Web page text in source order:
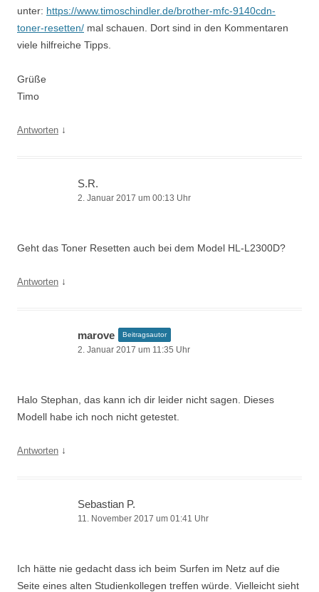
unter: https://www.timoschindler.de/brother-mfc-9140cdn-
toner-resetten/ mal schauen. Dort sind in den Kommentaren
viele hilfreiche Tipps.
Grüße
Timo
Antworten ↓
S.R.
2. Januar 2017 um 00:13 Uhr
Geht das Toner Resetten auch bei dem Model HL-L2300D?
Antworten ↓
marove Beitragsautor
2. Januar 2017 um 11:35 Uhr
Halo Stephan, das kann ich dir leider nicht sagen. Dieses
Modell habe ich noch nicht getestet.
Antworten ↓
Sebastian P.
11. November 2017 um 01:41 Uhr
Ich hätte nie gedacht dass ich beim Surfen im Netz auf die
Seite eines alten Studienkollegen treffen würde. Vielleicht sieht